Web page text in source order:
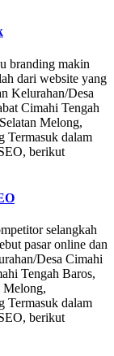
branding makin
dari website yang
Kelurahan/Desa
Cimahi Tengah
Melong,
Termasuk dalam
berikut
selangkah
pasar online dan
Desa Cimahi
Tengah Baros,
Melong,
Termasuk dalam
berikut